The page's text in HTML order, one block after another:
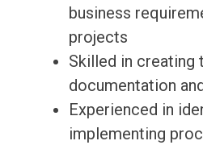
business
projects
Skilled in creating
documentation
Experienced in
implementing